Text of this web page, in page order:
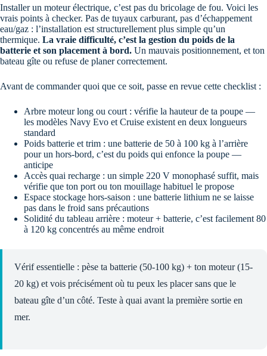
Installer un moteur électrique, c’est pas du bricolage de fou. Voici les
vrais points à checker. Pas de tuyaux carburant, pas d’échappement
eau/gaz : l’installation est structurellement plus simple qu’un
thermique. La vraie difficulté, c’est la gestion du poids de la
batterie et son placement à bord. Un mauvais positionnement, et ton
bateau gîte ou refuse de planer correctement.
Avant de commander quoi que ce soit, passe en revue cette checklist :
Arbre moteur long ou court : vérifie la hauteur de ta poupe —
les modèles Navy Evo et Cruise existent en deux longueurs
standard
Poids batterie et trim : une batterie de 50 à 100 kg à l’arrière
pour un hors-bord, c’est du poids qui enfonce la poupe —
anticipe
Accès quai recharge : un simple 220 V monophasé suffit, mais
vérifie que ton port ou ton mouillage habituel le propose
Espace stockage hors-saison : une batterie lithium ne se laisse
pas dans le froid sans précautions
Solidité du tableau arrière : moteur + batterie, c’est facilement 80
à 120 kg concentrés au même endroit
Vérif essentielle : pèse ta batterie (50-100 kg) + ton moteur (15-
20 kg) et vois précisément où tu peux les placer sans que le
bateau gîte d’un côté. Teste à quai avant la première sortie en
mer.